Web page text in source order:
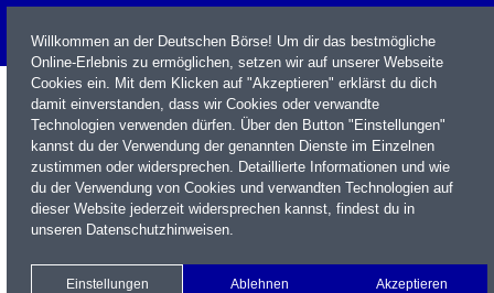
Name / WKN / ISIN / Kürzel
Newsletter Kontakt
Willkommen an der Deutschen Börse! Um dir das bestmögliche
Online-Erlebnis zu ermöglichen, setzen wir auf unserer Webseite
Cookies ein. Mit dem Klicken auf "Akzeptieren" erklärst du dich
damit einverstanden, dass wir Cookies oder verwandte
Technologien verwenden dürfen. Über den Button "Einstellungen"
kannst du der Verwendung der genannten Dienste im Einzelnen
zustimmen oder widersprechen. Detaillierte Informationen und wie
du der Verwendung von Cookies und verwandten Technologien auf
dieser Website jederzeit widersprechen kannst, findest du in
unseren Datenschutzhinweisen.
Einstellungen Ablehnen Akzeptieren